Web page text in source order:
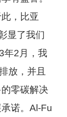
，比亚
显了我们
年2月，我
放，并且
零碳解决
诺。Al-Fu